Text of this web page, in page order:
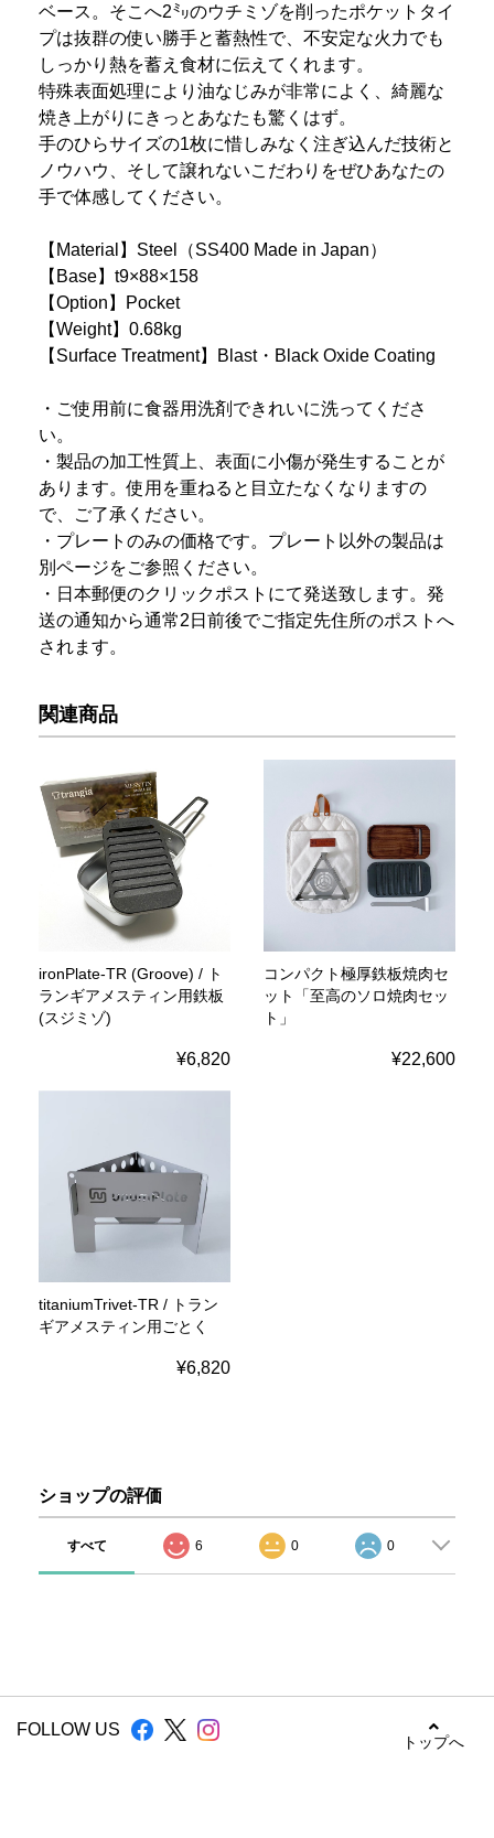
ベース。そこへ2㍉のウチミゾを削ったポケットタイ
プは抜群の使い勝手と蓄熱性で、不安定な火力でも
しっかり熱を蓄え食材に伝えてくれます。
特殊表面処理により油なじみが非常によく、綺麗な
焼き上がりにきっとあなたも驚くはず。
手のひらサイズの1枚に惜しみなく注ぎ込んだ技術と
ノウハウ、そして譲れないこだわりをぜひあなたの
手で体感してください。
【Material】Steel（SS400 Made in Japan）
【Base】t9×88×158
【Option】Pocket
【Weight】0.68kg
【Surface Treatment】Blast・Black Oxide Coating
・ご使用前に食器用洗剤できれいに洗ってくださ
い。
・製品の加工性質上、表面に小傷が発生することが
あります。使用を重ねると目立たなくなりますの
で、ご了承ください。
・プレートのみの価格です。プレート以外の製品は
別ページをご参照ください。
・日本郵便のクリックポストにて発送致します。発
送の通知から通常2日前後でご指定先住所のポストへ
されます。
関連商品
ironPlate-TR (Groove) / ト
ランギアメスティン用鉄板
(スジミゾ)
¥6,820
コンパクト極厚鉄板焼肉セ
ット「至高のソロ焼肉セッ
ト」
¥22,600
titaniumTrivet-TR / トラン
ギアメスティン用ごとく
¥6,820
ショップの評価
すべて 6 0 0
FOLLOW US
トップへ